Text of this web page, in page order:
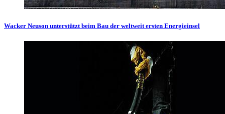
Wacker Neuson unterstützt beim Bau der weltweit ersten Energieinsel